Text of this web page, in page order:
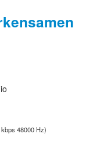
48000 Hz)